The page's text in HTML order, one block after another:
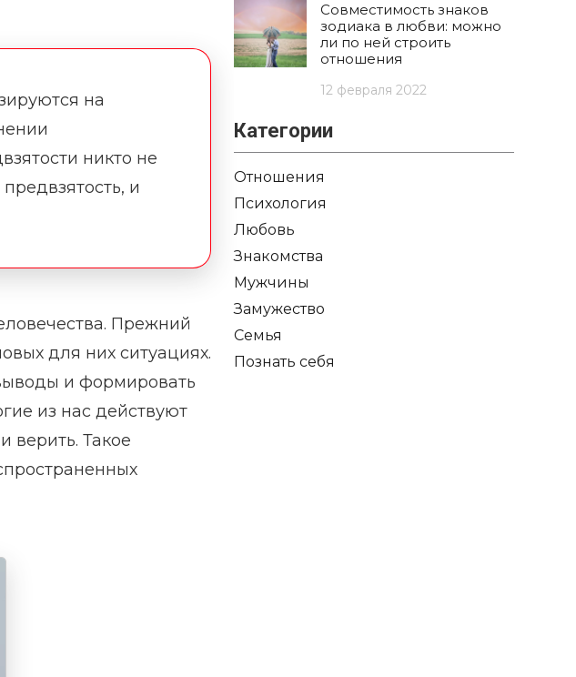
на
никто не
и
Прежний
для них ситуациях.
и формировать
из нас действуют
верить. Такое
Совместимость знаков
зодиака в любви: можно
ли по ней строить
отношения
12 февраля 2022
Категории
Отношения
Психология
Любовь
Знакомства
Мужчины
Замужество
Семья
Познать себя